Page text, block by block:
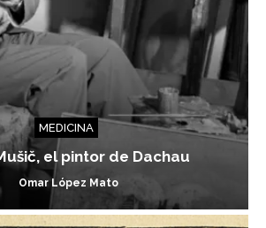
MEDICINA
el pintor de Dachau
Omar López Mato